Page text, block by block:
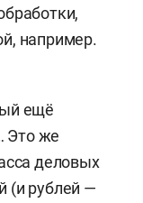
например.
ещё
Это же
деловых
(и рублей —